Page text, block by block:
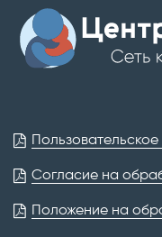
Согласие на
Положение на